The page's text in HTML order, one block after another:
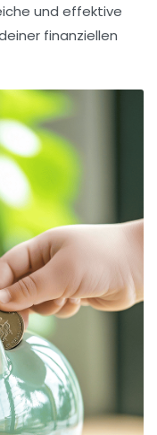
und effektive
finanziellen